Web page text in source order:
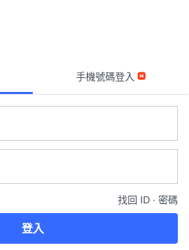
手機號碼登入
找回 ID ∙ 密碼
登入